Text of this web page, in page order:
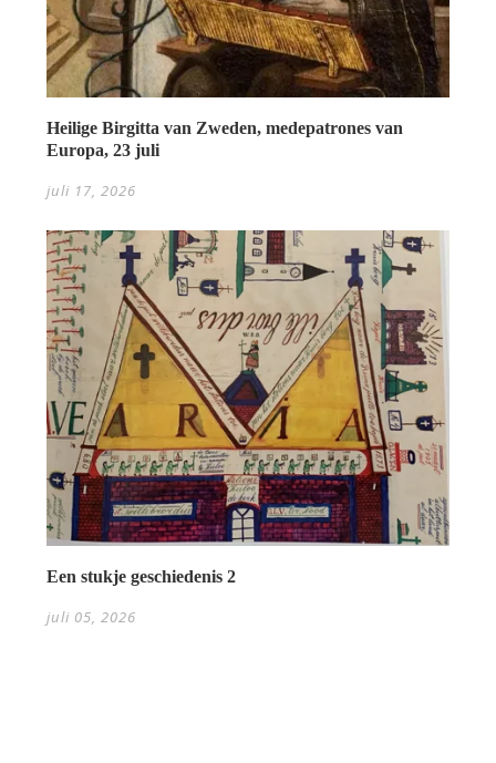
Heilige Birgitta van Zweden, medepatrones van
Europa, 23 juli
juli 17, 2026
Een stukje geschiedenis 2
juli 05, 2026